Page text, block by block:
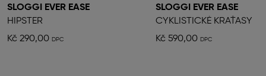
SLOGGI EVER EASE
HIPSTER
Kč 290,00
SLOGGI EVER EASE
CYKLISTICKÉ KRAŤASY
Kč 590,00